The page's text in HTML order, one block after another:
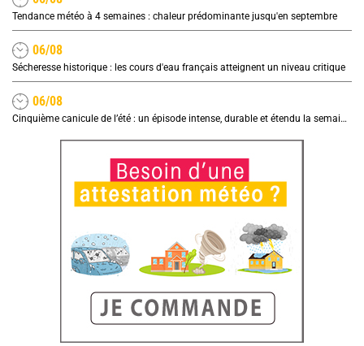
Tendance météo à 4 semaines : chaleur prédominante jusqu'en septembre
06/08
Sécheresse historique : les cours d'eau français atteignent un niveau critique
06/08
Cinquième canicule de l’été : un épisode intense, durable et étendu la semaine prochaine